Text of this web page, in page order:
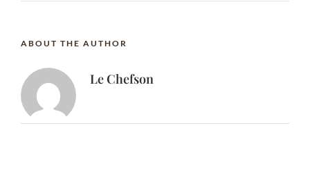
ABOUT THE AUTHOR
Le Chefson